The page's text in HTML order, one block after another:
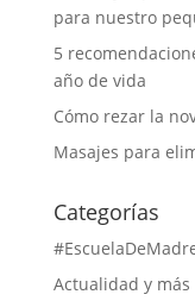
para nuestro
5
año de vida
Cómo rezar la
Masajes para
Categorías
Actualidad y más